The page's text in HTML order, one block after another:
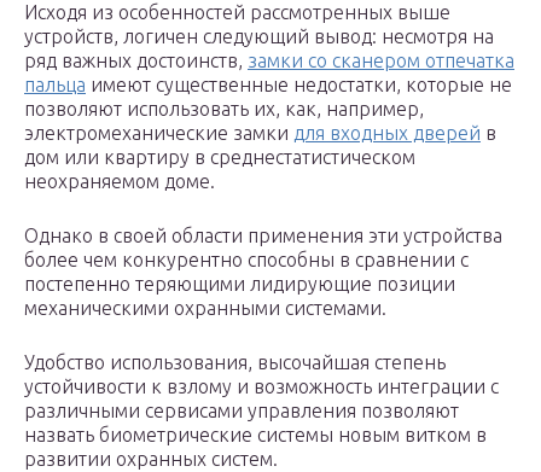
Исходя из особенностей рассмотренных выше
устройств, логичен следующий вывод: несмотря на
ряд важных достоинств, замки со сканером отпечатка
пальца имеют существенные недостатки, которые не
позволяют использовать их, как, например,
электромеханические замки для входных дверей в
дом или квартиру в среднестатистическом
неохраняемом доме.
Однако в своей области применения эти устройства
более чем конкурентно способны в сравнении с
постепенно теряющими лидирующие позиции
механическими охранными системами.
Удобство использования, высочайшая степень
устойчивости к взлому и возможность интеграции с
различными сервисами управления позволяют
назвать биометрические системы новым витком в
развитии охранных систем.